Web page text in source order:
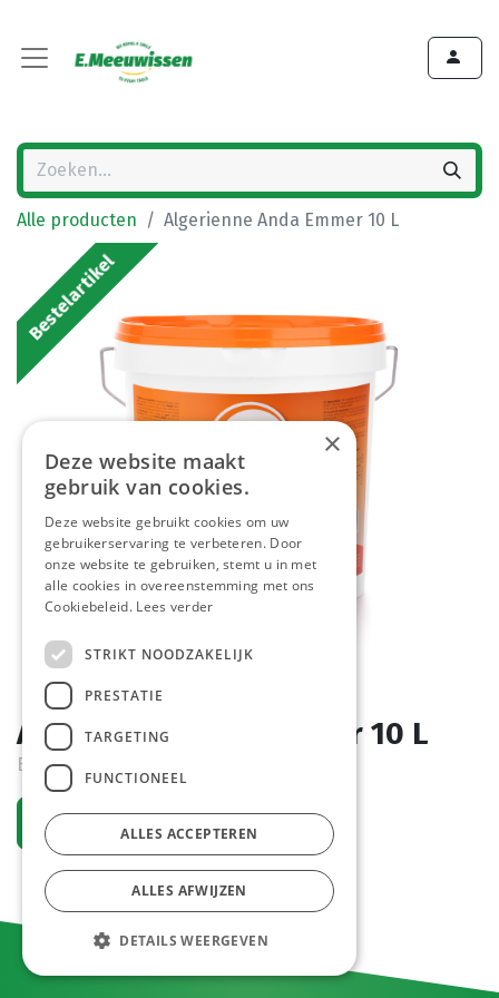
Alle producten Algerienne Anda Emmer 10 L
Bestelartikel
Algerienne Anda Emmer 10 L
Bestelartikel
Vraag een account aan
×
Deze website maakt
gebruik van cookies.
Deze website gebruikt cookies om uw
gebruikerservaring te verbeteren. Door
onze website te gebruiken, stemt u in met
alle cookies in overeenstemming met ons
Cookiebeleid. Lees verder
STRIKT NOODZAKELIJK
PRESTATIE
TARGETING
FUNCTIONEEL
ALLES ACCEPTEREN
ALLES AFWIJZEN
DETAILS WEERGEVEN